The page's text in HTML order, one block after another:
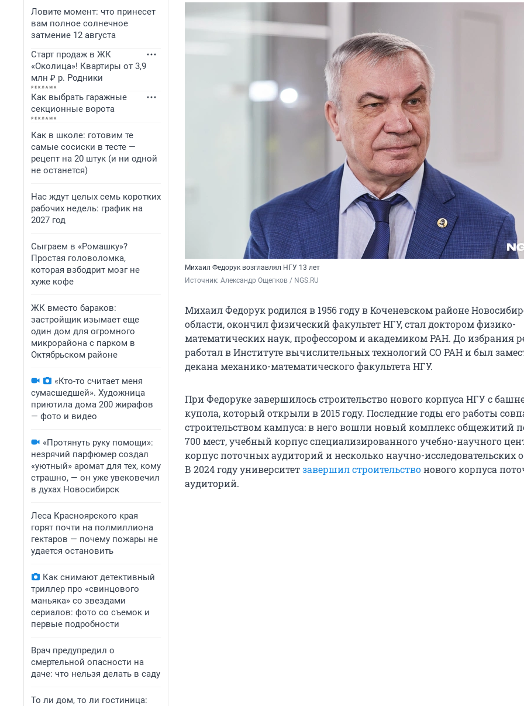
Ловите момент: что принесет
вам полное солнечное
затмение 12 августа
Старт продаж в ЖК
«Околица»! Квартиры от 3,9
млн ₽ р. Родники
Как выбрать гаражные
секционные ворота
Как в школе: готовим те
самые сосиски в тесте —
рецепт на 20 штук (и ни одной
не останется)
Нас ждут целых семь коротких
рабочих недель: график на
2027 год
Сыграем в «Ромашку»?
Простая головоломка,
которая взбодрит мозг не
хуже кофе
ЖК вместо бараков:
застройщик изымает еще
один дом для огромного
микрорайона с парком в
Октябрьском районе
«Кто-то считает меня
сумасшедшей». Художница
приютила дома 200 жирафов
— фото и видео
«Протянуть руку помощи»:
незрячий парфюмер создал
«уютный» аромат для тех, кому
страшно, — он уже увековечил
в духах Новосибирск
Леса Красноярского края
горят почти на полмиллиона
гектаров — почему пожары не
удается остановить
Как снимают детективный
триллер про «свинцового
маньяка» со звездами
сериалов: фото со съемок и
первые подробности
Врач предупредил о
смертельной опасности на
даче: что нельзя делать в саду
То ли дом, то ли гостиница:
Михаил Федорук возглавлял НГУ 13 лет
Источник: Александр Ощепков / NGS.RU
Михаил Федорук родился в 1956 году в Коченевском районе
области, окончил физический факультет НГУ, стал доктором физико-
математических наук, профессором и академиком РАН. До избрания
работал в Институте вычислительных технологий СО РАН и был
декана механико-математического факультета НГУ.
При Федоруке завершилось строительство нового корпуса НГУ с
купола, который открыли в 2015 году. Последние годы его работы
строительством кампуса: в него вошли новый комплекс общежитий
700 мест, учебный корпус специализированного учебно-научного
корпус поточных аудиторий и несколько научно-исследовательских
В 2024 году университетзавершил строительствонового корпуса
аудиторий.